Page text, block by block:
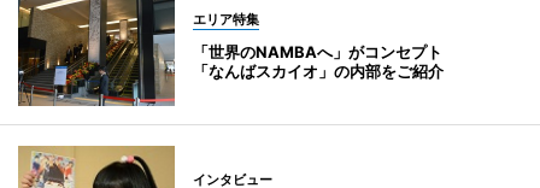
エリア特集
「世界のNAMBAへ」がコンセプト
「なんばスカイオ」の内部をご紹介
インタビュー